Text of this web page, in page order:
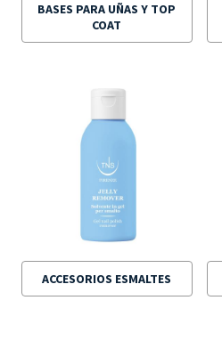
BASES PARA UÑAS Y TOP
COAT
ACCESORIOS ESMALTES